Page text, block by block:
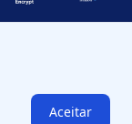
Aceitar